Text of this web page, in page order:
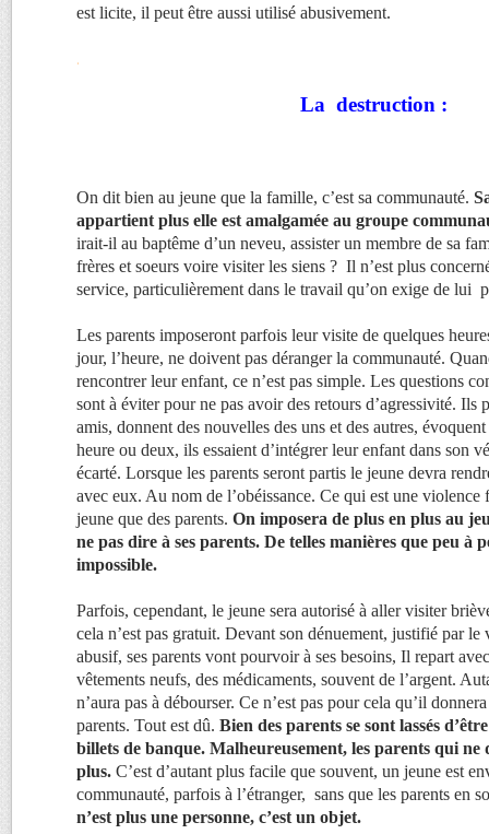
est licite, il peut être aussi utilisé abusivement.
.
La destruction :
On dit bien au jeune que la famille, c’est sa communauté.
appartient plus elle est amalgamée au groupe
irait-il au baptême d’un neveu, assister un membre de sa
frères et soeurs voire visiter les siens ? Il n’est plus
service, particulièrement dans le travail qu’on exige de lui
Les parents imposeront parfois leur visite de quelques
jour, l’heure, ne doivent pas déranger la communauté.
rencontrer leur enfant, ce n’est pas simple. Les questions
sont à éviter pour ne pas avoir des retours d’agressivité. Ils
amis, donnent des nouvelles des uns et des autres,
heure ou deux, ils essaient d’intégrer leur enfant dans son
écarté. Lorsque les parents seront partis le jeune devra
avec eux. Au nom de l’obéissance. Ce qui est une violence
jeune que des parents. On imposera de plus en plus au
ne pas dire à ses parents. De telles manières que peu à
impossible.
Parfois, cependant, le jeune sera autorisé à aller visiter
cela n’est pas gratuit. Devant son dénuement, justifié par
abusif, ses parents vont pourvoir à ses besoins, Il repart
vêtements neufs, des médicaments, souvent de l’argent.
n’aura pas à débourser. Ce n’est pas pour cela qu’il
parents. Tout est dû. Bien des parents se sont lassés
billets de banque. Malheureusement, les parents qui ne
plus. C’est d’autant plus facile que souvent, un jeune est
communauté, parfois à l’étranger, sans que les parents en
n’est plus une personne, c’est un objet.